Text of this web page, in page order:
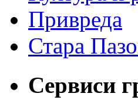
Привреда
Стара
Сервиси